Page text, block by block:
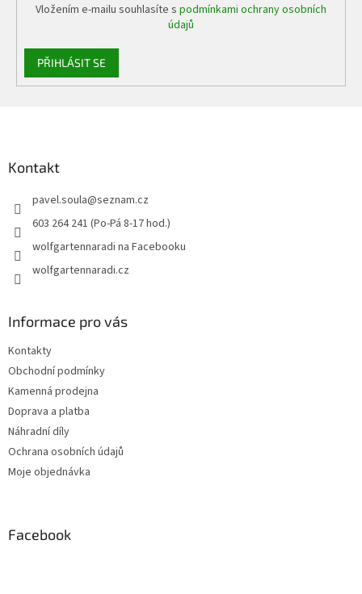
Vložením e-mailu souhlasíte s podmínkami ochrany osobních
údajů
PŘIHLÁSIT SE
Kontakt
pavel.soula@seznam.cz
603 264 241 (Po-Pá 8-17 hod.)
wolfgartennaradi na Facebooku
wolfgartennaradi.cz
Informace pro vás
Kontakty
Obchodní podmínky
Kamenná prodejna
Doprava a platba
Náhradní díly
Ochrana osobních údajů
Moje objednávka
Facebook